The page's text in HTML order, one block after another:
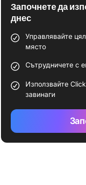
Започнете да
днес
Управлявайте
място
Сътрудничете с
Използвайте
завинаги